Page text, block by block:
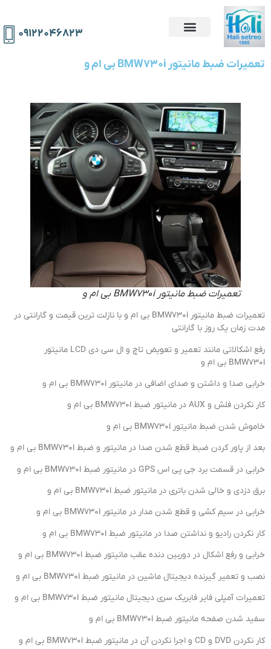
۰۹۱۲۲۰۴۶۸۲۳
تعمیرات ضبط مانیتور BMW730i بی ام و
تعمیرات ضبط مانیتور BMW730i بی ام و
تعمیرات ضبط مانیتور BMW730i بی ام و با نازلت ترین قیمت و گارانتی در
مدت زمان یک روز با گارانتی
رفع اشکالاتی مانند تعمیر و تعویض تاچ و ال سی دی LCD مانیتور
BMW730i بی ام و
خرابی صدا و داشتن و صدای اضافی در مانیتور BMW730i بی ام و
کار نکردن فلش و AUX در مانیتور ضبط BMW730i بی ام و
خاموش شدن ضبط مانیتور BMW730i بی ام و
بعد از پاور کردن ضبط قطع شدن صدا در مانیتور و ضبط BMW730i بی ام و
خرابی در قسمت برد جی پی اس GPS در مانیتور ضبط BMW730i بی ام و
برق دزدی و خالی شدن باتری در مانیتور ضبط BMW730i بی ام و
خرابی در سیم کشی و قطع شدن مدار در مانیتور BMW730i بی ام و
کار نکردن رادیو و نداشتن صدا در مانیتور ضبط BMW730i بی ام و
خرابی و رفع اشکال در دوربین دنده عقب مانیتور ضبط BMW730i بی ام و
نصب و تعمیر گیرنده دیجیتال ماشین در مانیتور ضبط BMW730i بی ام و
تعمیرات آمپلی فایر فابریک سری دیجیتال مانیتور ضبط BMW730i بی ام و
سفید شدن صفحه مانیتور ضبط BMW730i بی ام و
کار نکردن DVD و CD و اجرا نکردن آن در مانیتور ضبط BMW730i بی ام و